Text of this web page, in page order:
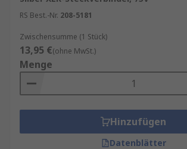
RS Best.-Nr. 208-5181
Zwischensumme (1 Stück)
13,95 €(ohne MwSt.)
Menge
Hinzufügen
Datenblätter